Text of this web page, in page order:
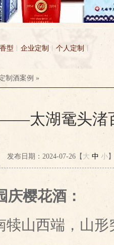
型 企业定制 个人定制
制酒案例 »
太湖鼋头渚
发布日期：2024-07-26【 大 中 小
庆樱花酒：
犊山西端，山